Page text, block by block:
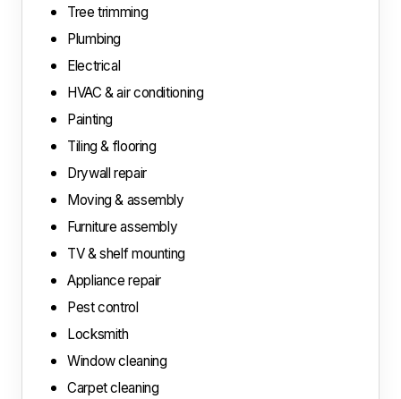
Tree trimming
Plumbing
Electrical
HVAC & air conditioning
Painting
Tiling & flooring
Drywall repair
Moving & assembly
Furniture assembly
TV & shelf mounting
Appliance repair
Pest control
Locksmith
Window cleaning
Carpet cleaning